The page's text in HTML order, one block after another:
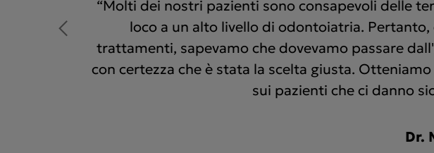
“Molti dei nostri pazienti sono consapevoli delle
loco a un alto livello di odontoiatria.
trattamenti, sapevamo che dovevamo passare
con certezza che è stata la scelta giusta.
sui pazienti che ci danno
Dr.